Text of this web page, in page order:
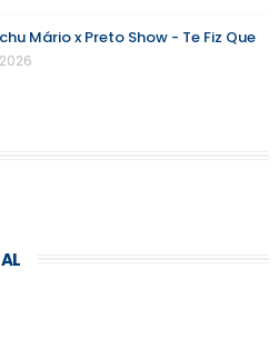
Mário x Preto Show - Te Fiz Que